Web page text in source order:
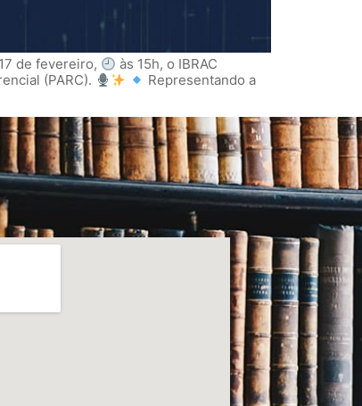
de fevereiro,
às 15h, o IBRAC
(PARC).
Representando a